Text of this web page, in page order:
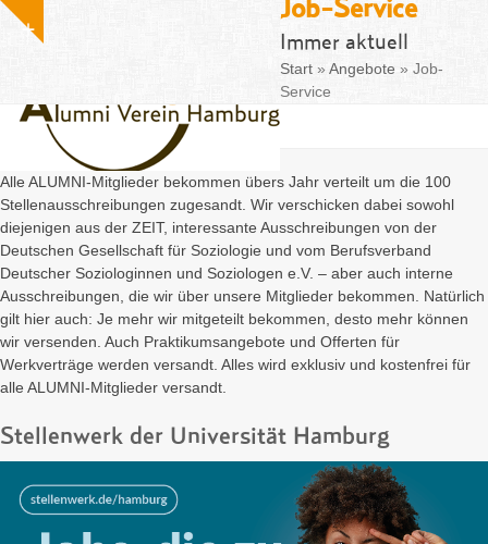
Skip
Show
Job-Service
Immer aktuell
Start »Angebote » Job-
Service
Alle ALUMNI-Mitglieder bekommen übers Jahr verteilt um die 100
Stellenausschreibungen zugesandt. Wir verschicken dabei sowohl
diejenigen aus der ZEIT, interessante Ausschreibungen von der
Deutschen Gesellschaft für Soziologie und vom Berufsverband
Deutscher Soziologinnen und Soziologen e.V. – aber auch interne
Ausschreibungen, die wir über unsere Mitglieder bekommen. Natürlich
gilt hier auch: Je mehr wir mitgeteilt bekommen, desto mehr können
wir versenden. Auch Praktikumsangebote und Offerten für
Werkverträge werden versandt. Alles wird exklusiv und kostenfrei für
alle ALUMNI-Mitglieder versandt.
Stellenwerk der Universität Hamburg